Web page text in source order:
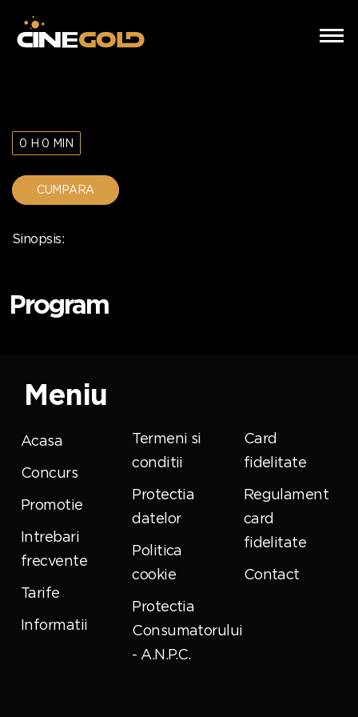
0 H 0 MIN
CUMPARA
Sinopsis:
Program
Meniu
Acasa
Concurs
Promotie
Intrebari
frecvente
Tarife
Informatii
Termeni si
conditii
Protectia
datelor
Politica
cookie
Protectia
Consumatorului
- A.N.P.C.
Card
fidelitate
Regulament
card
fidelitate
Contact